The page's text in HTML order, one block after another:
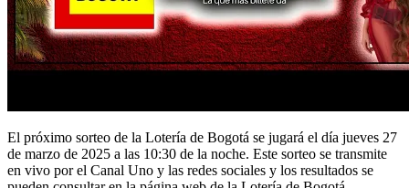
El próximo sorteo de la Lotería de Bogotá se jugará el día jueves 27
de marzo de 2025 a las 10:30 de la noche. Este sorteo se transmite
en vivo por el Canal Uno y las redes sociales y los resultados se